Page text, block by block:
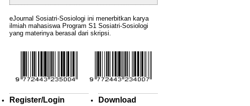
eJournal Sosiatri-Sosiologi ini menerbitkan karya
ilmiah mahasiswa Program S1 Sosiatri-Sosiologi
yang materinya berasal dari skripsi.
Register/Login Download